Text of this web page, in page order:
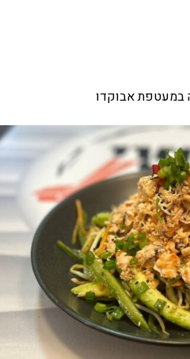
במעטפת אבוקדו